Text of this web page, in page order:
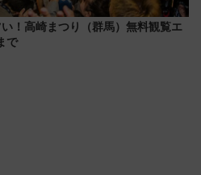
！高崎まつり（群馬）無料観覧エ
で